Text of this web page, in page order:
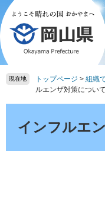
ペ
ー
ジ
の
先
頭
メ
ニ
ュ
ー
を
飛
て
現在地 トップページ > 組織
ルエンザ対策について
インフルエ